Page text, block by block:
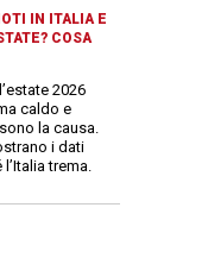
IN ITALIA E
COSA
2026
caldo e
la causa.
i dati
l’Italia trema.